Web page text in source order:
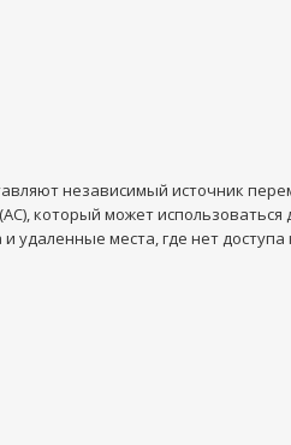
независимый источник
который может использоваться
места, где нет доступа